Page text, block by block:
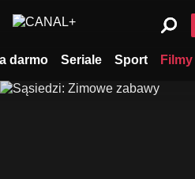
darmo Seriale Sport Filmy